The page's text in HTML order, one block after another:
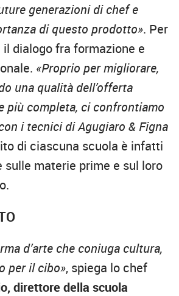
generazioni di chef e
di questo prodotto». Per
dialogo fra formazione e
«Proprio per migliorare,
una qualità dell’offerta
più completa, ci confrontiamo
i tecnici di Agugiaro & Figna
di ciascuna scuola è infatti
sulle materie prime e sul loro
d’arte che coniuga cultura,
per il cibo», spiega lo chef
direttore della scuola